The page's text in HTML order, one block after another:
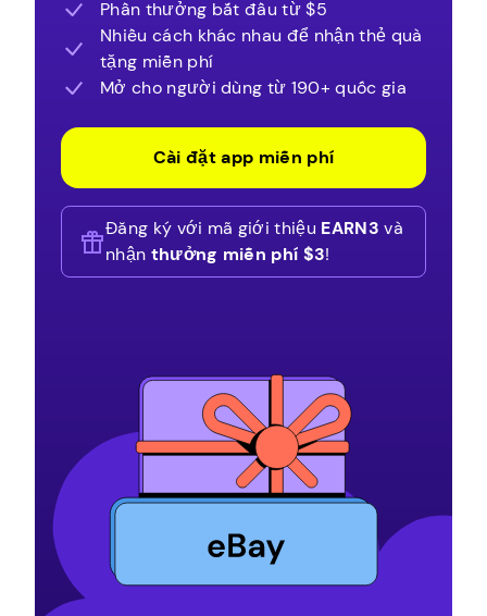
Phần thưởng bắt đầu từ $5
Nhiều cách khác nhau để nhận thẻ quà
tặng miễn phí
Mở cho người dùng từ 190+ quốc gia
Cài đặt app miễn phí
Đăng ký với mã giới thiệu EARN3 và
nhận thưởng miễn phí $3!